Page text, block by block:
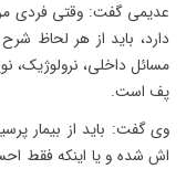
عدیمی گفت: وقتی فردی
دارد، باید از هر لحاظ
مسائل داخلی، نرولوژیک،
پف است.
وی گفت: باید از بیمار
اش شده و یا اینکه فقط